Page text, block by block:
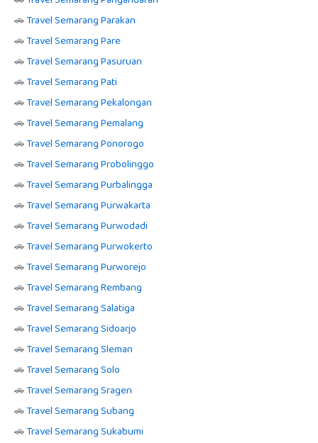
🚗Travel Semarang Parakan
🚗Travel Semarang Pare
🚗Travel Semarang Pasuruan
🚗Travel Semarang Pati
🚗Travel Semarang Pekalongan
🚗Travel Semarang Pemalang
🚗Travel Semarang Ponorogo
🚗Travel Semarang Probolinggo
🚗Travel Semarang Purbalingga
🚗Travel Semarang Purwakarta
🚗Travel Semarang Purwodadi
🚗Travel Semarang Purwokerto
🚗Travel Semarang Purworejo
🚗Travel Semarang Rembang
🚗Travel Semarang Salatiga
🚗Travel Semarang Sidoarjo
🚗Travel Semarang Sleman
🚗Travel Semarang Solo
🚗Travel Semarang Sragen
🚗Travel Semarang Subang
🚗Travel Semarang Sukabumi